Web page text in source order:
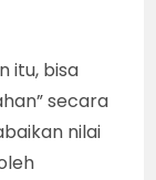
itu, bisa
secara
nilai